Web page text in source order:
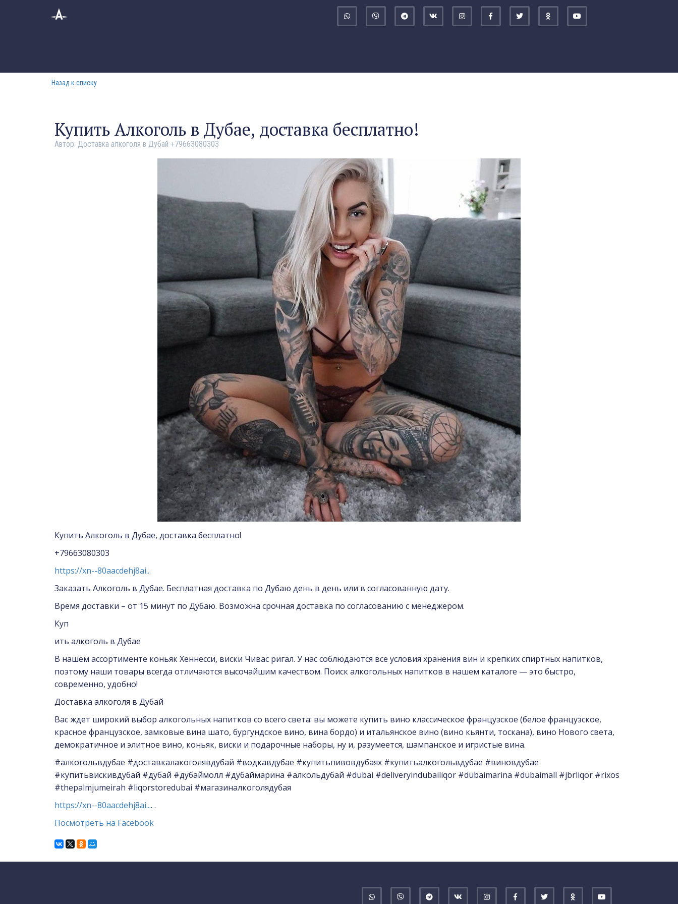
Назад к списку
Купить Алкоголь в Дубае, доставка бесплатно!
Автор: Доставка алкоголя в Дубай +79663080303
Купить Алкоголь в Дубае, доставка бесплатно!
+79663080303
https://xn--80aacdehj8ai...
Заказать Алкоголь в Дубае. Бесплатная доставка по Дубаю день в день или в согласованную дату.
Время доставки – от 15 минут по Дубаю. Возможна срочная доставка по согласованию с менеджером.
Куп
ить алкоголь в Дубае
В нашем ассортименте коньяк Хеннесси, виски Чивас ригал. У нас соблюдаются все условия хранения вин и крепких спиртных напитков,
поэтому наши товары всегда отличаются высочайшим качеством. Поиск алкогольных напитков в нашем каталоге — это быстро,
современно, удобно!
Доставка алкоголя в Дубай
Вас ждет широкий выбор алкогольных напитков со всего света: вы можете купить вино классическое французское (белое французское,
красное французское, замковые вина шато, бургундское вино, вина бордо) и итальянское вино (вино кьянти, тоскана), вино Нового света,
демократичное и элитное вино, коньяк, виски и подарочные наборы, ну и, разумеется, шампанское и игристые вина.
#алкогольвдубае #доставкалакоголявдубай #водкавдубае #купитьпивовдубаях #купитьалкогольвдубае #виновдубае
#купитьвискивдубай #дубай #дубаймолл #дубаймарина #алкольдубай #dubai #deliveryindubailiqor #dubaimarina #dubaimall #jbrliqor #rixos
#thepalmjumeirah #liqorstoredubai #магазиналкоголядубая
https://xn--80aacdehj8ai.... .
Посмотреть на Facebook